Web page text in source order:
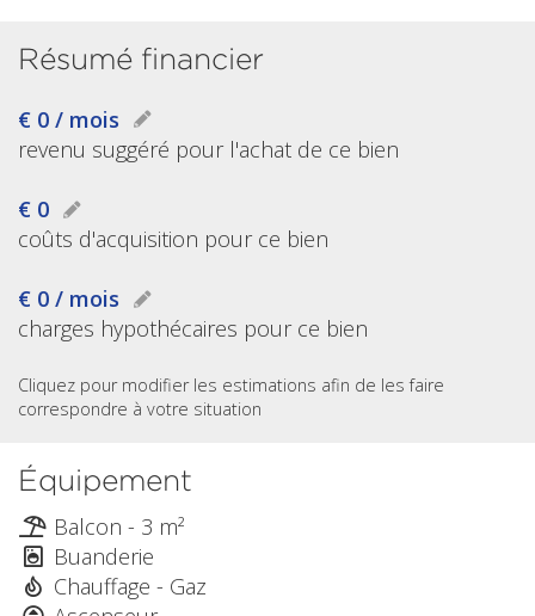
Résumé financier
€ 0 / mois
revenu suggéré pour l'achat de ce bien
€ 0
coûts d'acquisition pour ce bien
€ 0 / mois
charges hypothécaires pour ce bien
Cliquez pour modifier les estimations afin de les faire
correspondre à votre situation
Équipement
Balcon - 3 m²
Buanderie
Chauffage - Gaz